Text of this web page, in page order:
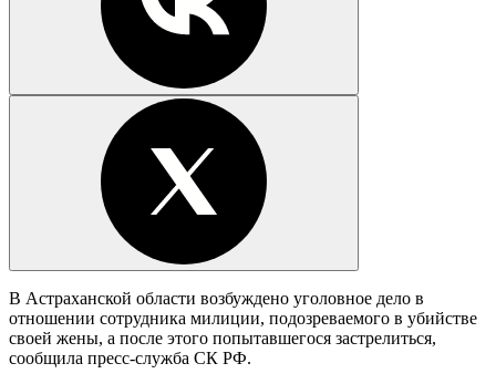
В Астраханской области возбуждено уголовное дело в
отношении сотрудника милиции, подозреваемого в убийстве
своей жены, а после этого попытавшегося застрелиться,
сообщила пресс-служба СК РФ.